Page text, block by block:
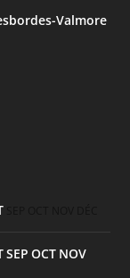
Valmore
SEP OCT NOV